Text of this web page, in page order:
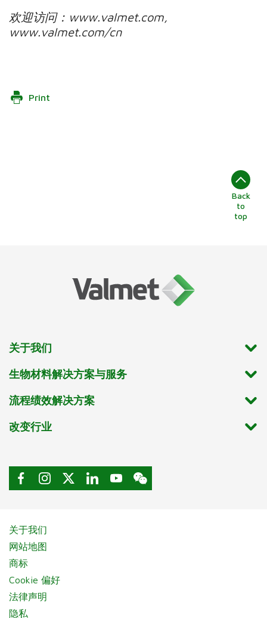
欢迎访问：www.valmet.com,
www.valmet.com/cn
Print
Back
to
top
关于我们
生物材料解决方案与服务
流程绩效解决方案
改变行业
关于我们
网站地图
商标
Cookie 偏好
法律声明
隐私